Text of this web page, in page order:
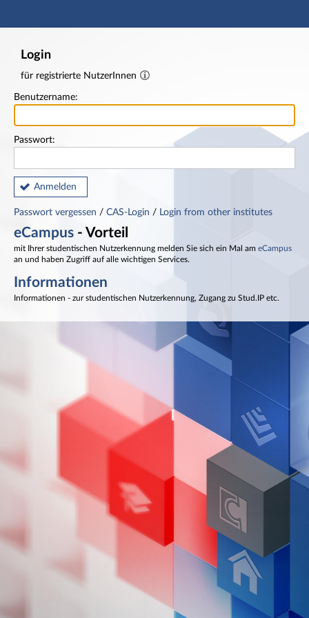
Hauptnavigation
Login
für registrierte NutzerInnen
Benutzername:
Passwort:
Anmelden
Passwort vergessen / CAS-Login / Login from other institutes
eCampus - Vorteil
mit Ihrer studentischen Nutzerkennung melden Sie sich ein Mal am eCampus
an und haben Zugriff auf alle wichtigen Services.
Informationen
Informationen - zur studentischen Nutzerkennung, Zugang zu Stud.IP etc.